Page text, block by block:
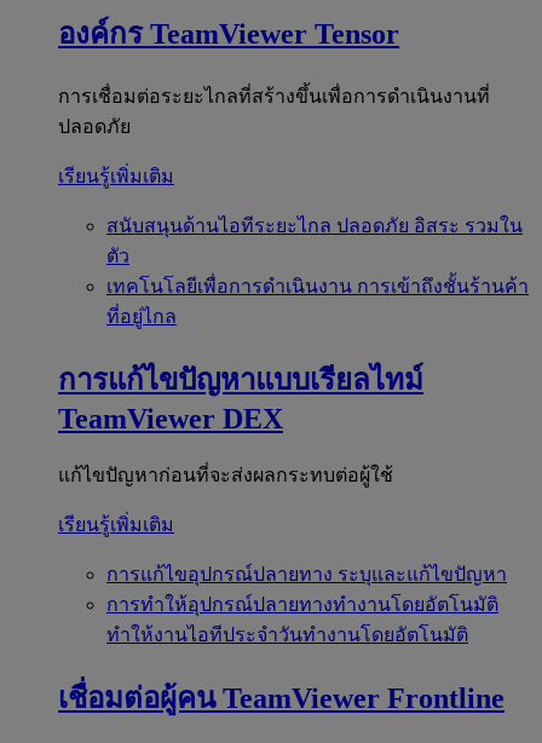
องค์กร TeamViewer Tensor
การเชื่อมต่อระยะไกลที่สร้างขึ้นเพื่อการดำเนินงานที่
ปลอดภัย
เรียนรู้เพิ่มเติม
สนับสนุนด้านไอทีระยะไกล ปลอดภัย อิสระ รวมใน
ตัว
เทคโนโลยีเพื่อการดำเนินงาน การเข้าถึงชั้นร้านค้า
ที่อยู่ไกล
การแก้ไขปัญหาแบบเรียลไทม์
TeamViewer DEX
แก้ไขปัญหาก่อนที่จะส่งผลกระทบต่อผู้ใช้
เรียนรู้เพิ่มเติม
การแก้ไขอุปกรณ์ปลายทาง ระบุและแก้ไขปัญหา
การทำให้อุปกรณ์ปลายทางทำงานโดยอัตโนมัติ
ทำให้งานไอทีประจำวันทำงานโดยอัตโนมัติ
เชื่อมต่อผู้คน TeamViewer Frontline